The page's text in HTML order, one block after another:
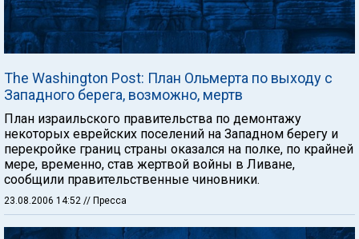
The Washington Post: План Ольмерта по выходу с
Западного берега, возможно, мертв
План израильского правительства по демонтажу
некоторых еврейских поселений на Западном берегу и
перекройке границ страны оказался на полке, по крайней
мере, временно, став жертвой войны в Ливане,
сообщили правительственные чиновники.
23.08.2006 14:52 // Пресса